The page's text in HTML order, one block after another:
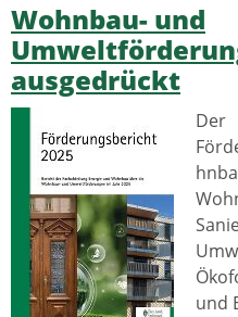
Wohnbau- und
ausgedrückt
Der
und